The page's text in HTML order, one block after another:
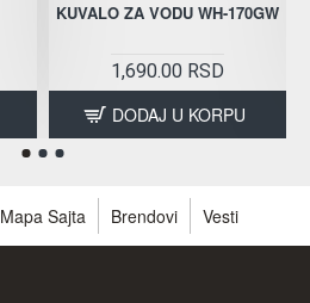
KUVALO ZA VODU WH-170GW
1,690.00 RSD
DODAJ U KORPU
Mapa Sajta Brendovi Vesti